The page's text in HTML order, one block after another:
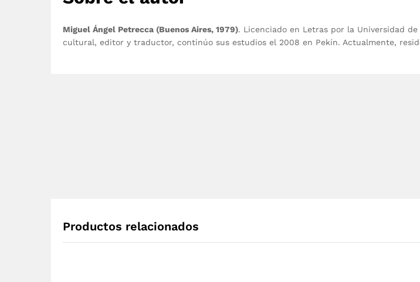
Miguel Ángel Petrecca (Buenos Aires, 1979). Licenciado en Letras por la Universidad
cultural, editor y traductor, continúo sus estudios el 2008 en Pekín. Actualmente,
Productos relacionados